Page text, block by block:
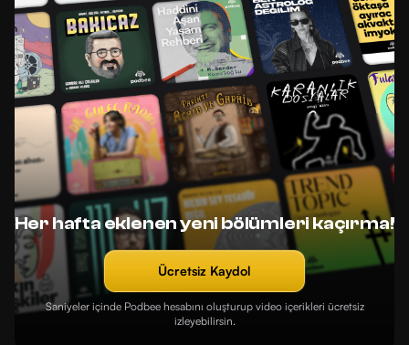
Her hafta eklenen yeni bölümleri kaçırma!
Ücretsiz Kaydol
Saniyeler içinde Podbee hesabını oluşturup video içerikleri ücretsiz
izleyebilirsin.